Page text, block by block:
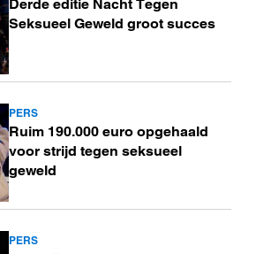
Derde editie Nacht Tegen
Seksueel Geweld groot succes
PERS
Ruim 190.000 euro opgehaald
voor strijd tegen seksueel
geweld
PERS